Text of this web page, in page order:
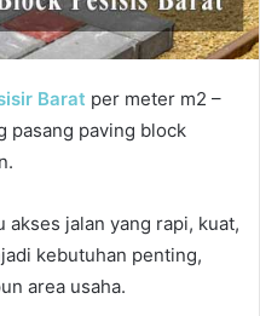
Barat per meter m2 –
pasang paving block
akses jalan yang rapi, kuat,
kebutuhan penting,
area usaha.